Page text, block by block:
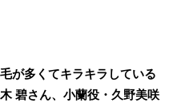
が多くてキラキラしている
碧さん、小蘭役・久野美咲